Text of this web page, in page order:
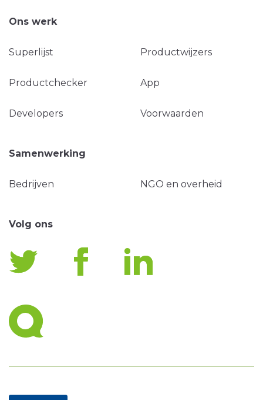
Ons werk
Superlijst Productwijzers
Productchecker App
Developers Voorwaarden
Samenwerking
Bedrijven NGO en overheid
Volg ons